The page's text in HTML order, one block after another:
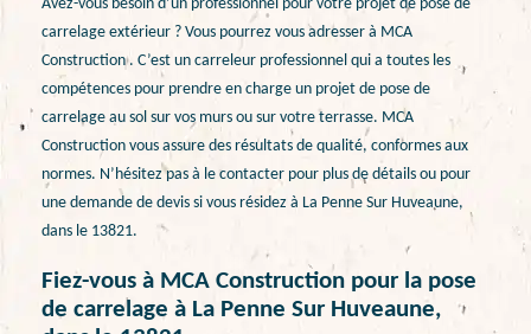
Avez-vous besoin d’un professionnel pour votre projet de pose de
carrelage extérieur ? Vous pourrez vous adresser à MCA
Construction . C’est un carreleur professionnel qui a toutes les
compétences pour prendre en charge un projet de pose de
carrelage au sol sur vos murs ou sur votre terrasse. MCA
Construction vous assure des résultats de qualité, conformes aux
normes. N’hésitez pas à le contacter pour plus de détails ou pour
une demande de devis si vous résidez à La Penne Sur Huveaune,
dans le 13821.
Fiez-vous à MCA Construction pour la pose
de carrelage à La Penne Sur Huveaune,